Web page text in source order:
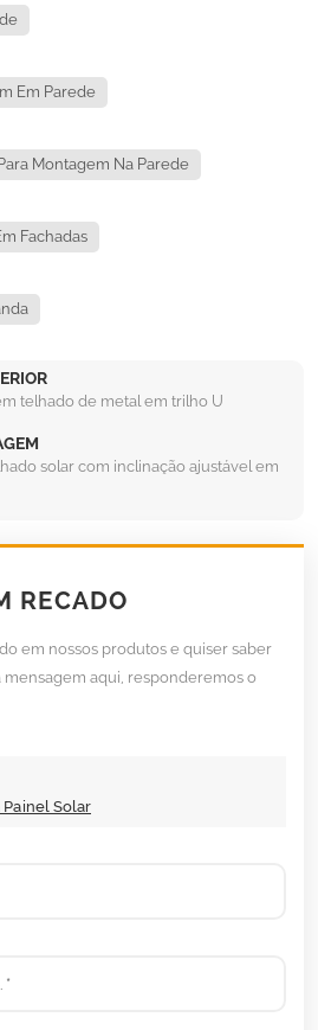
Em Parede
Montagem Na Parede
Fachadas
telhado de metal em trilho U
solar com inclinação ajustável em
RECADO
em nossos produtos e quiser saber
mensagem aqui, responderemos o
Painel Solar